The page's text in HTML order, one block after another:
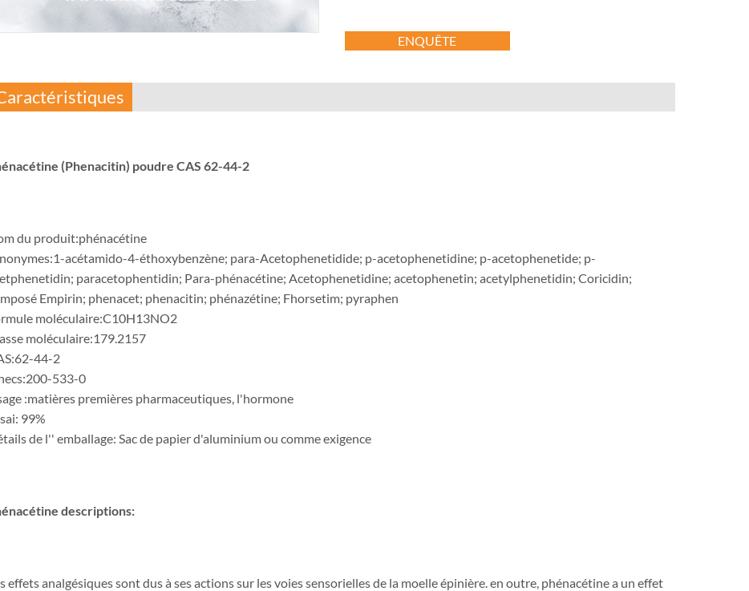
ENQUÊTE
(Phenacitin) poudre CAS 62-44-2
du produit:phénacétine
acétamido-4-éthoxybenzène; para-Acetophenetidide; p-acetophenetidine; p-acetophenetide; p-
paracetophentidin; Para-phénacétine; Acetophenetidine; acetophenetin; acetylphenetidin; Coricidin;
Empirin; phenacet; phenacitin; phénazétine; Fhorsetim; pyraphen
moléculaire:C10H13NO2
moléculaire:179.2157
44-2
533-0
:matières premières pharmaceutiques, l'hormone
99%
de l'' emballage: Sac de papier d'aluminium ou comme exigence
descriptions:
effets analgésiques sont dus à ses actions sur les voies sensorielles de la moelle épinière. en outre, phénacétine a un effet